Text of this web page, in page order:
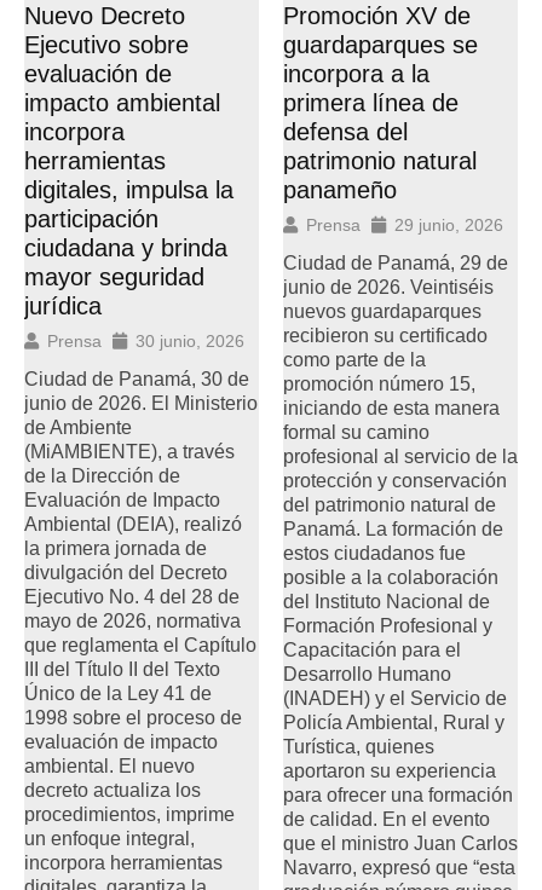
Nuevo Decreto
Ejecutivo sobre
evaluación de
impacto ambiental
incorpora
herramientas
digitales, impulsa la
participación
ciudadana y brinda
mayor seguridad
jurídica
Prensa 30 junio, 2026
Ciudad de Panamá, 30 de
junio de 2026. El Ministerio
de Ambiente
(MiAMBIENTE), a través
de la Dirección de
Evaluación de Impacto
Ambiental (DEIA), realizó
la primera jornada de
divulgación del Decreto
Ejecutivo No. 4 del 28 de
mayo de 2026, normativa
que reglamenta el Capítulo
III del Título II del Texto
Único de la Ley 41 de
1998 sobre el proceso de
evaluación de impacto
ambiental. El nuevo
decreto actualiza los
procedimientos, imprime
un enfoque integral,
incorpora herramientas
Promoción XV de
guardaparques se
incorpora a la
primera línea de
defensa del
patrimonio natural
panameño
Prensa 29 junio, 2026
Ciudad de Panamá, 29 de
junio de 2026. Veintiséis
nuevos guardaparques
recibieron su certificado
como parte de la
promoción número 15,
iniciando de esta manera
formal su camino
profesional al servicio de la
protección y conservación
del patrimonio natural de
Panamá. La formación de
estos ciudadanos fue
posible a la colaboración
del Instituto Nacional de
Formación Profesional y
Capacitación para el
Desarrollo Humano
(INADEH) y el Servicio de
Policía Ambiental, Rural y
Turística, quienes
aportaron su experiencia
para ofrecer una formación
de calidad. En el evento
que el ministro Juan Carlos
Navarro, expresó que “esta